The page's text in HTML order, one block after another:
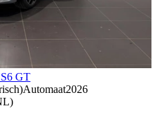
GT
Automaat2026